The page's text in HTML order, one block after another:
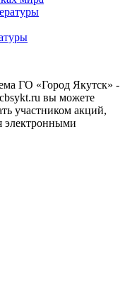
ГО «Город Якутск» -
вы можете
участником акций,
электронными